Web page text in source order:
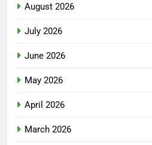
August 2026
July 2026
June 2026
May 2026
April 2026
March 2026